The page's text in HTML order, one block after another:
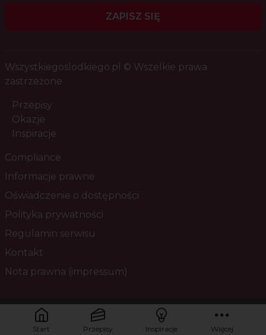
Start Przepisy Inspiracje Więcej
ZAPISZ SIĘ
Wszystkiegoslodkiego.pl © Wszelkie prawa
zastrzeżone
Przepisy
Okazje
Inspiracje
Compliance
Informacje prawne
Oświadczenie o dostępności
Polityka prywatności
Regulamin serwisu
Kontakt
Nota prawna (impressum)
Masz pytania? Skontaktuj się z nami!